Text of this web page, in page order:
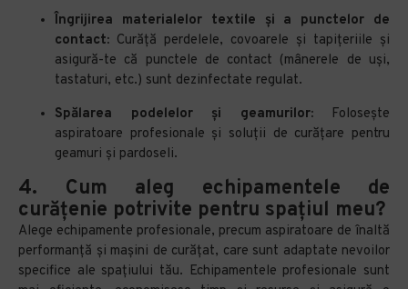
Îngrijirea materialelor textile și a punctelor de
contact: Curăță perdelele, covoarele și tapițeriile și
asigură-te că punctele de contact (mânerele de uși,
tastaturi, etc.) sunt dezinfectate regulat.
Spălarea podelelor și geamurilor:Folosește
aspiratoare profesionale și soluții de curățare pentru
geamuri și pardoseli.
4. Cum aleg echipamentele de
curățenie potrivite pentru spațiul meu?
Alege echipamente profesionale, precum aspiratoare de înaltă
performanță și mașini de curățat, care sunt adaptate nevoilor
specifice ale spațiului tău. Echipamentele profesionale sunt